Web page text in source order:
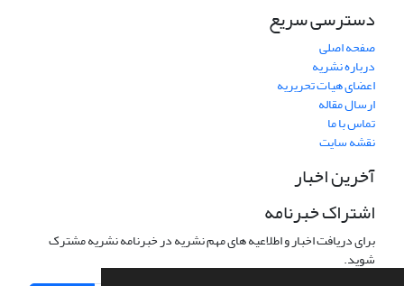
دسترسی سریع
صفحه اصلی
درباره نشریه
اعضای هیات تحریریه
ارسال مقاله
تماس با ما
نقشه سایت
آخرین اخبار
اشتراک خبرنامه
برای دریافت اخبار و اطلاعیه های مهم نشریه در خبرنامه نشریه مشترک
شوید.